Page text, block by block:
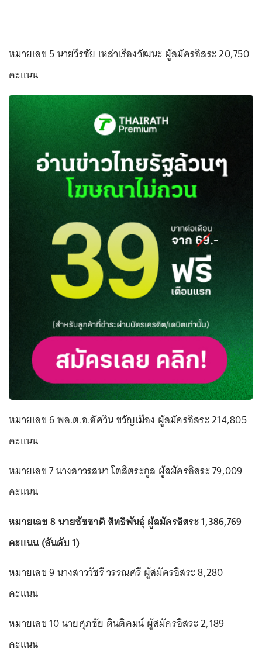
หมายเลข 5 นายวีรชัย เหล่าเรืองวัฒนะ ผู้สมัครอิสระ 20,750
คะแนน
หมายเลข 6 พล.ต.อ.อัศวิน ขวัญเมือง ผู้สมัครอิสระ 214,805
คะแนน
หมายเลข 7 นางสาวรสนา โตสิตระกูล ผู้สมัครอิสระ 79,009
คะแนน
หมายเลข 8 นายชัชชาติ สิทธิพันธุ์ ผู้สมัครอิสระ 1,386,769
คะแนน (อันดับ 1)
หมายเลข 9 นางสาววัชรี วรรณศรี ผู้สมัครอิสระ 8,280
คะแนน
หมายเลข 10 นายศุภชัย ตินติคมน์ ผู้สมัครอิสระ 2,189
คะแนน